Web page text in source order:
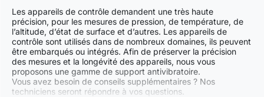
Les appareils de contrôle demandent une très haute
précision, pour les mesures de pression, de température, de
l’altitude, d’état de surface et d’autres. Les appareils de
contrôle sont utilisés dans de nombreux domaines, ils peuvent
être embarqués ou intégrés. Afin de préserver la précision
des mesures et la longévité des appareils, nous vous
proposons une gamme de support antivibratoire.
Vous avez besoin de conseils supplémentaires ? Nos
techniciens seront répondre à vos questions.